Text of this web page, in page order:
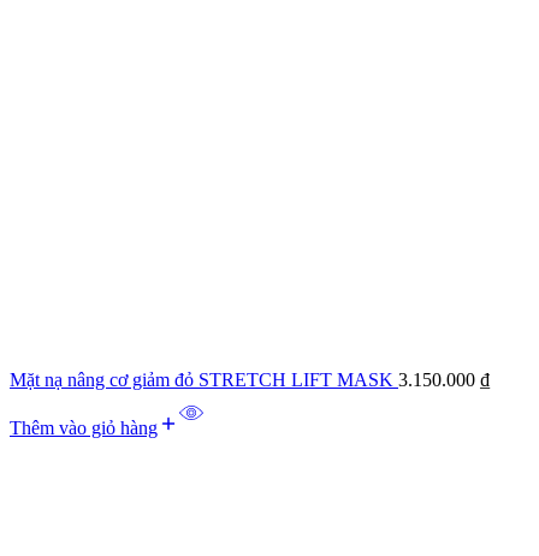
Mặt nạ nâng cơ giảm đỏ STRETCH LIFT MASK 3.150.000 ₫
Thêm vào giỏ hàng